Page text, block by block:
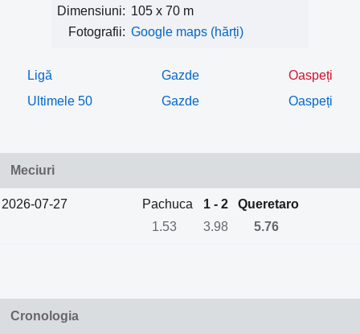
Dimensiuni: 105 x 70 m
Fotografii: Google maps (hărți)
Ligă Gazde
Oaspeți
Ultimele 50
Gazde Oaspeți
Meciuri
2026-07-27 Pachuca 1 - 2
Queretaro
1.53
3.98 5.76
Cronologia